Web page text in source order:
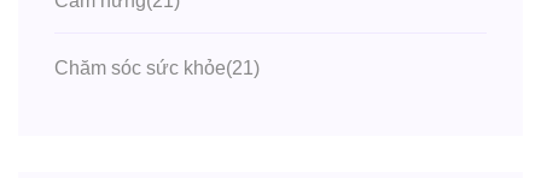
Chăm sóc sức khỏe(21)